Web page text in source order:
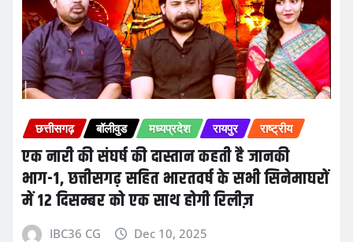
छत्तीसगढ़ बॉलीवुड मध्यप्रदेश रायपुर राष्ट्रीय
एक नारी की संघर्ष की दास्तान कहती है जानकी
भाग-1, छत्तीसगढ़ सहित भारतवर्ष के सभी सिनेमाघरों
में 12 दिसम्बर को एक साथ होगी रिलीज़
IBC36 CG Dec 10, 2025